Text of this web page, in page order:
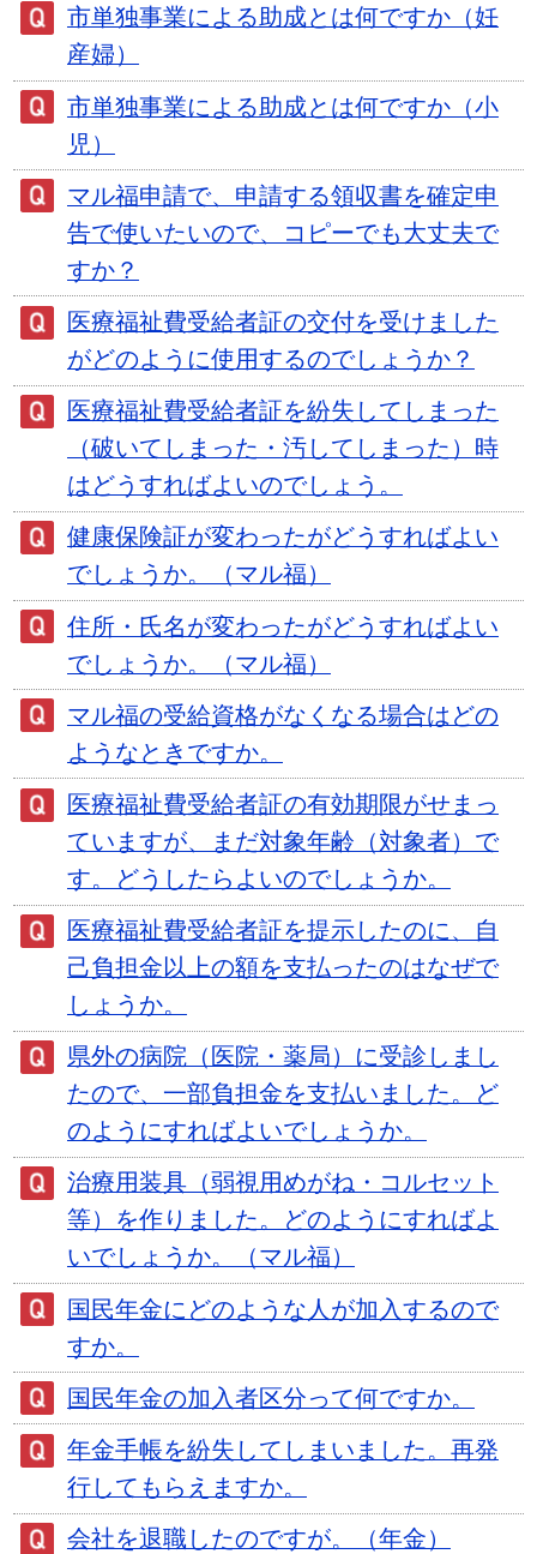
市単独事業による助成とは何ですか（妊
産婦）
市単独事業による助成とは何ですか（小
児）
マル福申請で、申請する領収書を確定申
告で使いたいので、コピーでも大丈夫で
すか？
医療福祉費受給者証の交付を受けました
がどのように使用するのでしょうか？
医療福祉費受給者証を紛失してしまった
（破いてしまった・汚してしまった）時
はどうすればよいのでしょう。
健康保険証が変わったがどうすればよい
でしょうか。（マル福）
住所・氏名が変わったがどうすればよい
でしょうか。（マル福）
マル福の受給資格がなくなる場合はどの
ようなときですか。
医療福祉費受給者証の有効期限がせまっ
ていますが、まだ対象年齢（対象者）で
す。どうしたらよいのでしょうか。
医療福祉費受給者証を提示したのに、自
己負担金以上の額を支払ったのはなぜで
しょうか。
県外の病院（医院・薬局）に受診しまし
たので、一部負担金を支払いました。ど
のようにすればよいでしょうか。
治療用装具（弱視用めがね・コルセット
等）を作りました。どのようにすればよ
いでしょうか。（マル福）
国民年金にどのような人が加入するので
すか。
国民年金の加入者区分って何ですか。
年金手帳を紛失してしまいました。再発
行してもらえますか。
会社を退職したのですが。（年金）